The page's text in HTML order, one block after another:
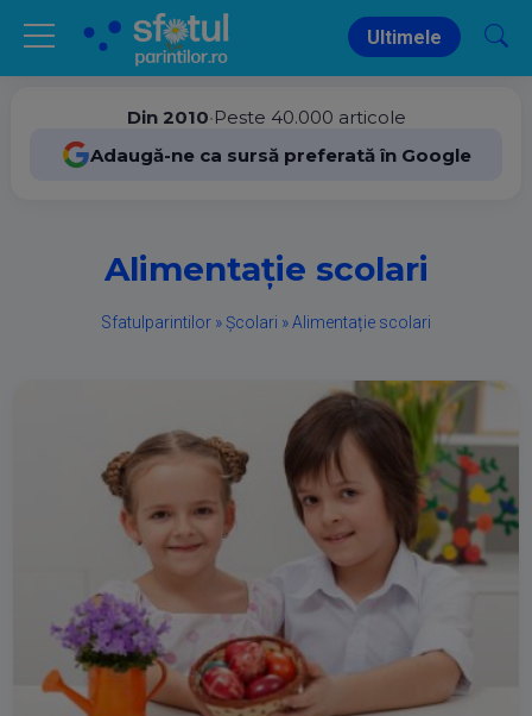
Ultimele
Din 2010•Peste 40.000 articole
Adaugă-ne ca sursă preferată în Google
Alimentație scolari
Sfatulparintilor »Școlari »Alimentație scolari